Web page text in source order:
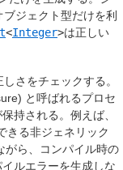
ジェクト型だけを利
<Integer>は正しい
さをチェックする。
と呼ばれるプロセ
持される。例えば、
きる非ジェネリック
がら、コンパイル時の
ルエラーを生成しな